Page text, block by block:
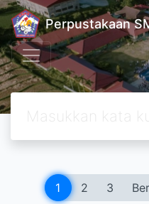
Perpustakaan
1 2 3